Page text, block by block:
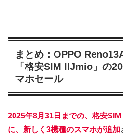
まとめ：OPPO
「格安SIM IIJmio」の
マホセール
2025年8月31日までの、格安
に、新しく3機種のスマホが追加